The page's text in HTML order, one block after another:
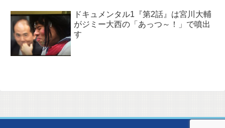
ドキュメンタル1『第2話』は宮川大輔
がジミー大西の「あっつ～！」で噴出
す